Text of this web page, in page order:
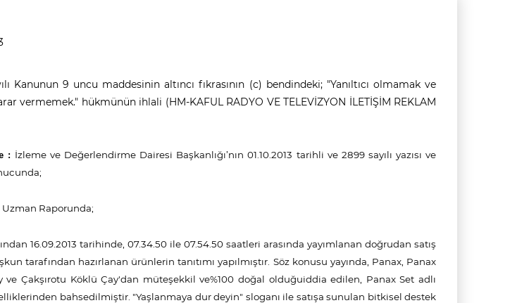
Kanunun 9 uncu maddesinin altıncı fıkrasının (c) bendindeki; "Yanıltıcı olmamak ve
vermemek." hükmünün ihlali (HM-KAFUL RADYO VE TELEVİZYON İLETİŞİM REKLAM
: İzleme ve Değerlendirme Dairesi Başkanlığı’nın 01.10.2013 tarihli ve 2899 sayılı yazısı ve
Raporunda;
16.09.2013 tarihinde, 07.34.50 ile 07.54.50 saatleri arasında yayımlanan doğrudan satış
tarafından hazırlanan ürünlerin tanıtımı yapılmıştır. Söz konusu yayında, Panax, Panax
ve Çakşırotu Köklü Çay'dan müteşekkil ve%100 doğal olduğuiddia edilen, Panax Set adlı
bahsedilmiştir. "Yaşlanmaya dur deyin" sloganı ile satışa sunulan bitkisel destek